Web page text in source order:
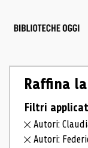
Raffina
Filtri
Autori:
Autori: